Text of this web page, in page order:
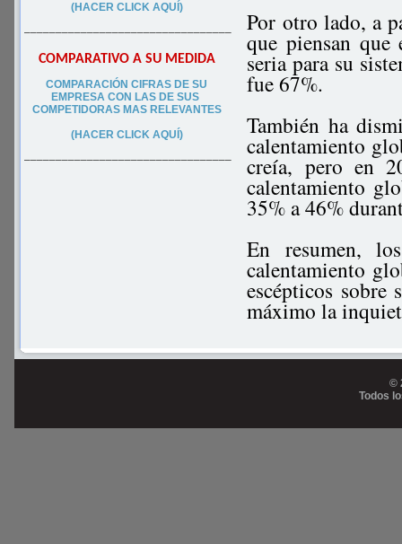
(HACER CLICK AQUÍ)
–––––––––––––––––––––––––––––––––
COMPARATIVO A SU MEDIDA
COMPARACIÓN CIFRAS DE SU
EMPRESA CON LAS DE SUS
COMPETIDORAS MAS RELEVANTES
(HACER CLICK AQUÍ)
–––––––––––––––––––––––––––––––––
Por otro lado, a
que piensan que
seria para su
fue 67%.
También ha
calentamiento
creía, pero en
calentamiento
35% a 46%
En resumen,
calentamiento
escépticos sobre
máximo la
©
Todos